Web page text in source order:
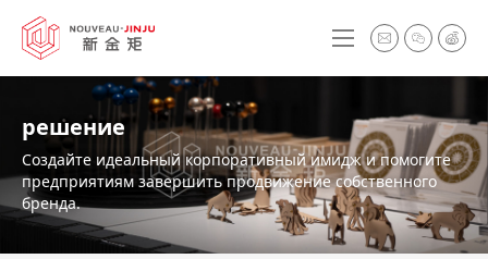
решение
Создайте идеальный корпоративный имидж и помогите
предприятиям завершить продвижение собственного
бренда.